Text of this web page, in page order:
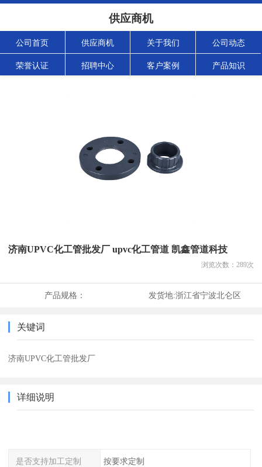
供应商机
公司首页 供应商机 关于我们 公司动态
荣誉认证 招聘中心 客户案例 产品知识
济南UPVC化工管批发厂 upvc化工管道 凯鑫管道科技
浏览次数： 289次
产品规格： 发货地:浙江省宁波北仑区
关键词
济南UPVC化工管批发厂
详细说明
是否支持加工定制 按要求定制